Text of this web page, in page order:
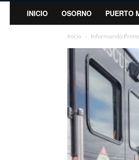
INICIO OSORNO PUERTO
Inicio Informando